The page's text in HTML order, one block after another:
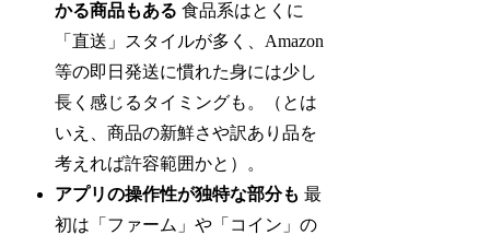
かる商品もある 食品系はとくに
「直送」スタイルが多く、Amazon
等の即日発送に慣れた身には少し
長く感じるタイミングも。（とは
いえ、商品の新鮮さや訳あり品を
考えれば許容範囲かと）。
アプリの操作性が独特な部分も 最
初は「ファーム」や「コイン」の